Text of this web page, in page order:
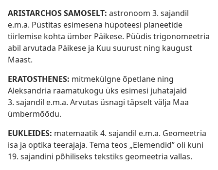
ARISTARCHOS SAMOSELT: astronoom 3. sajandil
e.m.a. Püstitas esimesena hüpoteesi planeetide
tiirlemise kohta ümber Päikese. Püüdis trigonomeetria
abil arvutada Päikese ja Kuu suurust ning kaugust
Maast.
ERATOSTHENES: mitmekülgne õpetlane ning
Aleksandria raamatukogu üks esimesi juhatajaid
3. sajandil e.m.a. Arvutas üsnagi täpselt välja Maa
ümbermõõdu.
EUKLEIDES: matemaatik 4. sajandil e.m.a. Geomeetria
isa ja optika teerajaja. Tema teos „Elemendid” oli kuni
19. sajandini põhiliseks tekstiks geomeetria vallas.